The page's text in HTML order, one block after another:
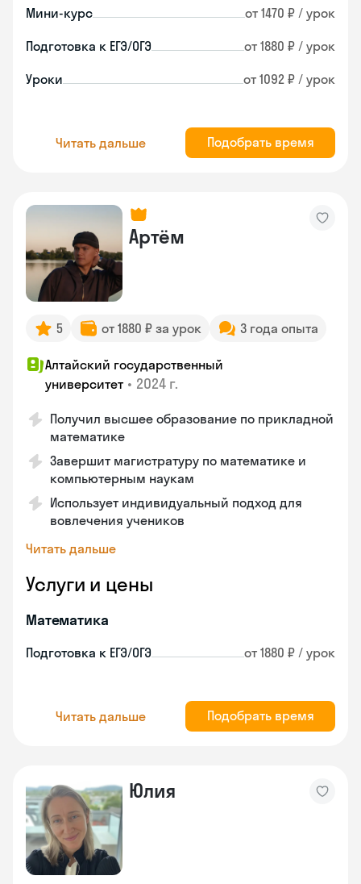
Мини-курс от 1470 ₽ / урок
Подготовка к ЕГЭ/ОГЭ от 1880 ₽ / урок
Уроки от 1092 ₽ / урок
Читать дальше Подобрать время
Артём
5 от 1880 ₽ за урок 3 года опыта
Алтайский государственный
университет • 2024 г.
Получил высшее образование по прикладной
математике
Завершит магистратуру по математике и
компьютерным наукам
Использует индивидуальный подход для
вовлечения учеников
Читать дальше
Услуги и цены
Математика
Подготовка к ЕГЭ/ОГЭ от 1880 ₽ / урок
Читать дальше Подобрать время
Юлия